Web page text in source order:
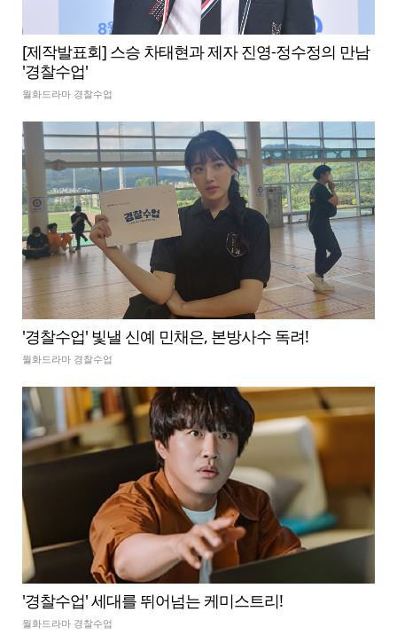
[제작발표회] 스승 차태현과 제자 진영-정수정의 만남
'경찰수업'
월화드라마 경찰수업
'경찰수업' 빛낼 신예 민채은, 본방사수 독려!
월화드라마 경찰수업
'경찰수업' 세대를 뛰어넘는 케미스트리!
월화드라마 경찰수업